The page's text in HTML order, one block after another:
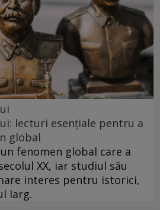
lecturi esențiale pentru a
global
fenomen global care a
XX, iar studiul său
interes pentru istorici,
larg.